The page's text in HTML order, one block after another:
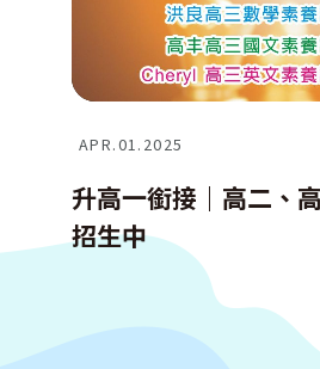
APR.01.2025
升高一銜接｜高二、
招生中